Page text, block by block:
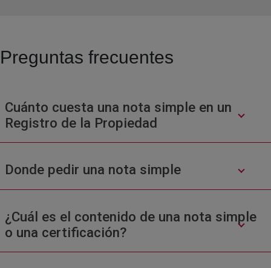
Preguntas frecuentes
Cuánto cuesta una nota simple en un
Registro de la Propiedad
Donde pedir una nota simple
¿Cuál es el contenido de una nota simple
o una certificación?